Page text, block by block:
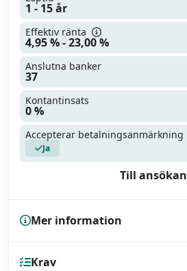
Till ansökan
1 - 15 år
Effektiv ränta
4,95 % - 23,00 %
Anslutna banker
37
Kontantinsats
0 %
Accepterar betalningsanmärkning
Ja
Mer information
Kreditupplysning
Krav